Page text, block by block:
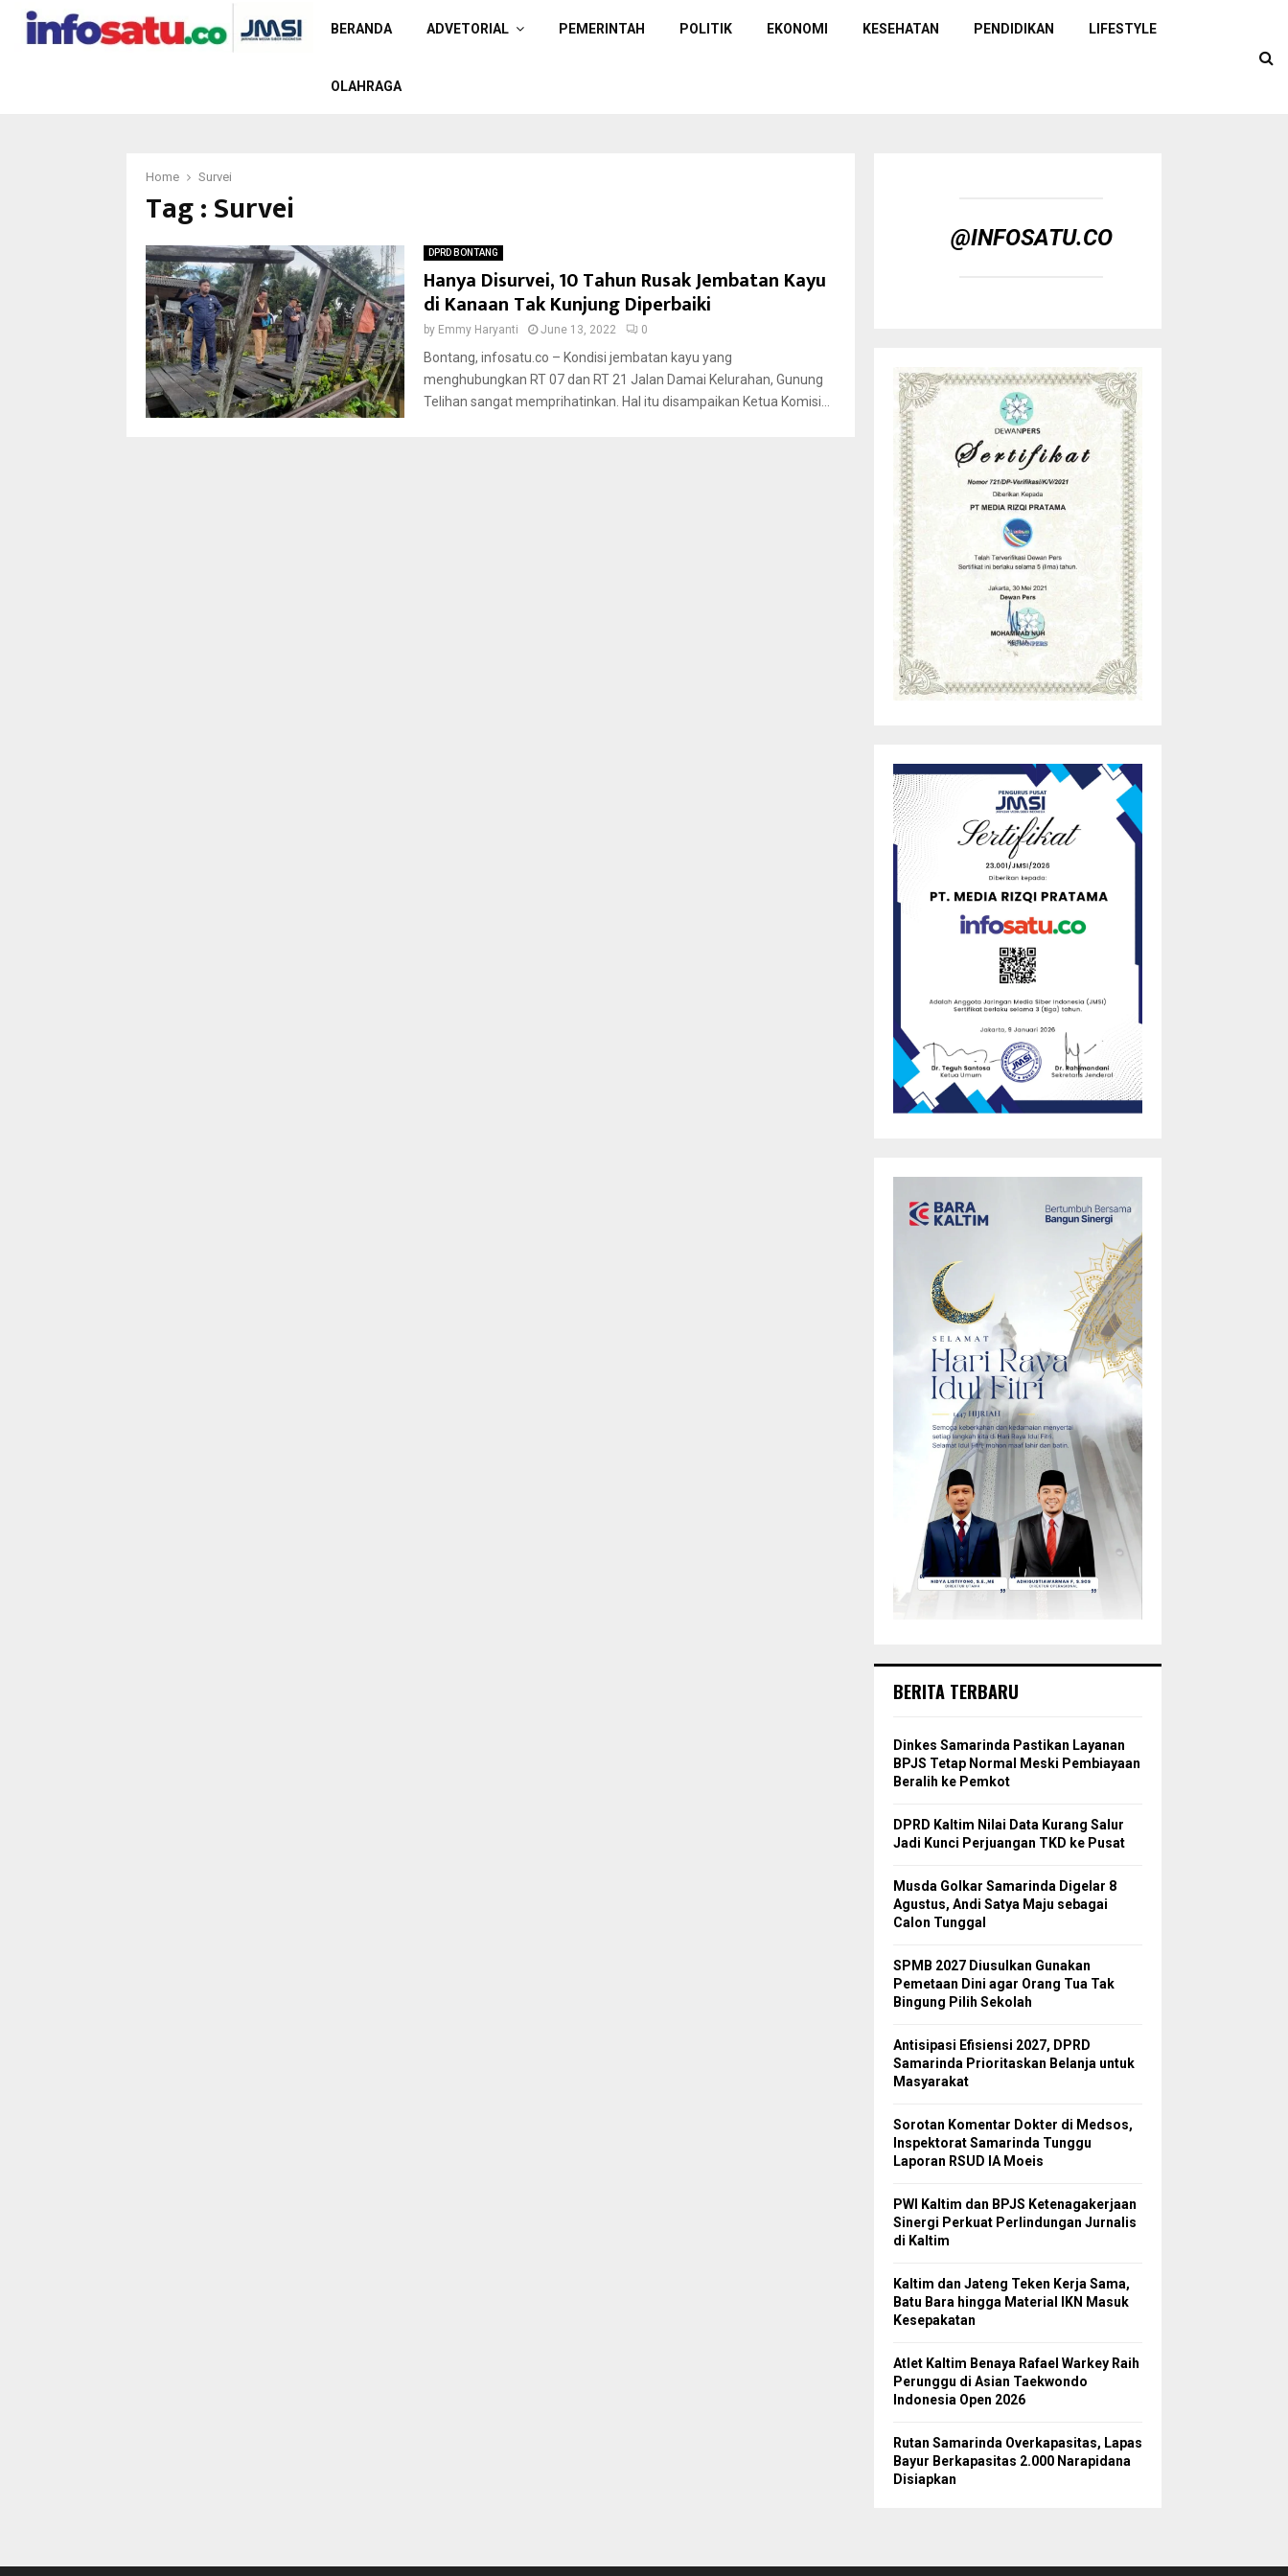
BERANDA ADVETORIAL PEMERINTAH POLITIK EKONOMI KESEHATAN PENDIDIKAN LIFESTYLE
OLAHRAGA
Home Survei
Tag : Survei
DPRD BONTANG
Hanya Disurvei, 10 Tahun Rusak Jembatan Kayu
di Kanaan Tak Kunjung Diperbaiki
by Emmy Haryanti June 13, 2022 0
Bontang, infosatu.co – Kondisi jembatan kayu yang
menghubungkan RT 07 dan RT 21 Jalan Damai Kelurahan, Gunung
Telihan sangat memprihatinkan. Hal itu disampaikan Ketua Komisi...
@INFOSATU.CO
BERITA TERBARU
Dinkes Samarinda Pastikan Layanan
BPJS Tetap Normal Meski Pembiayaan
Beralih ke Pemkot
DPRD Kaltim Nilai Data Kurang Salur
Jadi Kunci Perjuangan TKD ke Pusat
Musda Golkar Samarinda Digelar 8
Agustus, Andi Satya Maju sebagai
Calon Tunggal
SPMB 2027 Diusulkan Gunakan
Pemetaan Dini agar Orang Tua Tak
Bingung Pilih Sekolah
Antisipasi Efisiensi 2027, DPRD
Samarinda Prioritaskan Belanja untuk
Masyarakat
Sorotan Komentar Dokter di Medsos,
Inspektorat Samarinda Tunggu
Laporan RSUD IA Moeis
PWI Kaltim dan BPJS Ketenagakerjaan
Sinergi Perkuat Perlindungan Jurnalis
di Kaltim
Kaltim dan Jateng Teken Kerja Sama,
Batu Bara hingga Material IKN Masuk
Kesepakatan
Atlet Kaltim Benaya Rafael Warkey Raih
Perunggu di Asian Taekwondo
Indonesia Open 2026
Rutan Samarinda Overkapasitas, Lapas
Bayur Berkapasitas 2.000 Narapidana
Disiapkan